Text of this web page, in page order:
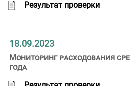
Результат проверки
18.09.2023
Мониторинг расходования
года